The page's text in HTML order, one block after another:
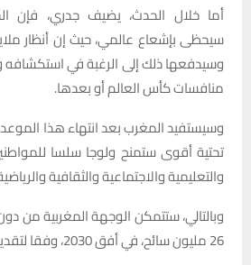
أما خلال الحدث، يضيف جدري، فإن
سيحظى بإشعاع عالمي، حيث إن أنظار
وسيدفعها ذلك إلى الرغبة في استكشافه
منافسات كأس العالم أو بعدها.
وسيستفيد المغرب بعد انتهاء هذا الموعد
تحتية أقوى ستمنح ولوجا سلسا
والتعليمية والاجتماعية والثقافية
وبالتالي، ستتمكن الوجهة المغربية
26 مليون سائح، في أفق 2030، وفقا لتقديرات الخبير.